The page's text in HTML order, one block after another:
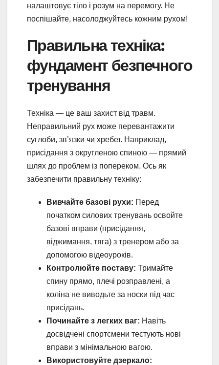
налаштовує тіло і розум на перемогу. Не
поспішайте, насолоджуйтесь кожним рухом!
Правильна техніка:
фундамент безпечного
тренування
Техніка — це ваш захист від травм.
Неправильний рух може перевантажити
суглоби, зв’язки чи хребет. Наприклад,
присідання з округленою спиною — прямий
шлях до проблем із попереком. Ось як
забезпечити правильну техніку:
Вивчайте базові рухи: Перед
початком силових тренувань освойте
базові вправи (присідання,
віджимання, тяга) з тренером або за
допомогою відеоуроків.
Контролюйте поставу: Тримайте
спину прямо, плечі розправлені, а
коліна не виводьте за носки під час
присідань.
Починайте з легких ваг: Навіть
досвідчені спортсмени тестують нові
вправи з мінімальною вагою.
Використовуйте дзеркало: